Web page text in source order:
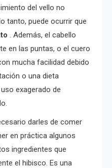
del vello no
tanto, puede ocurrir que
. Además, el cabello
en las puntas, o el cuero
mucha facilidad debido
o una dieta
exagerado de
darles de comer
en práctica algunos
ingredientes que
el hibisco. Es una